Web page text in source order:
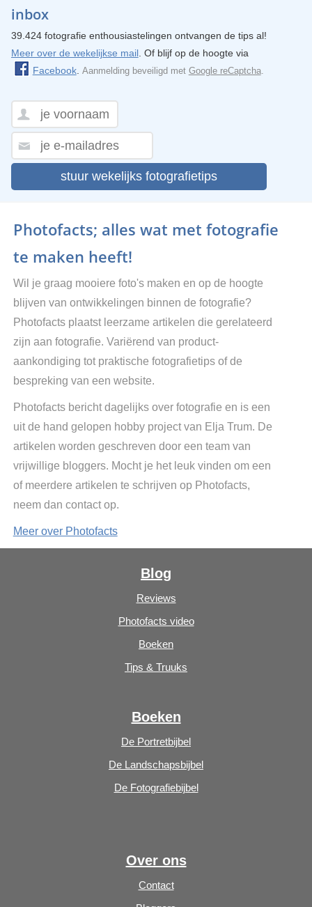
inbox
39.424 fotografie enthousiastelingen ontvangen de tips al!
Meer over de wekelijkse mail. Of blijf op de hoogte via
Facebook. Aanmelding beveiligd met Google reCaptcha.
stuur wekelijks fotografietips
Photofacts; alles wat met fotografie
te maken heeft!
Wil je graag mooiere foto's maken en op de hoogte
blijven van ontwikkelingen binnen de fotografie?
Photofacts plaatst leerzame artikelen die gerelateerd
zijn aan fotografie. Variërend van product-
aankondiging tot praktische fotografietips of de
bespreking van een website.
Photofacts bericht dagelijks over fotografie en is een
uit de hand gelopen hobby project van Elja Trum. De
artikelen worden geschreven door een team van
vrijwillige bloggers. Mocht je het leuk vinden om een
of meerdere artikelen te schrijven op Photofacts,
neem dan contact op.
Meer over Photofacts
Blog
Reviews
Photofacts video
Boeken
Tips & Truuks
Boeken
De Portretbijbel
De Landschapsbijbel
De Fotografiebijbel
Over ons
Contact